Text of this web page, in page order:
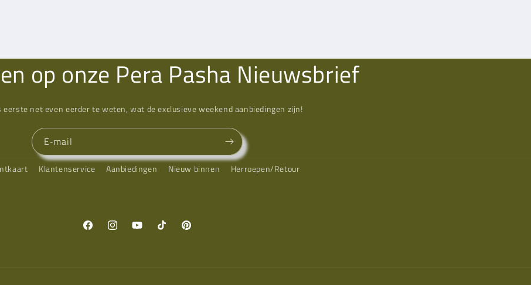
op onze Pera Pasha Nieuwsbrief
eerste net even eerder te weten, wat de exclusieve weekend aanbiedingen zijn!
E‑mail
Klantenservice Aanbiedingen Nieuw binnen Herroepen/Retour
FacebookInstagramYouTubeTikTok Pinterest